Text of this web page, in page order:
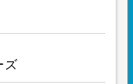
ズ